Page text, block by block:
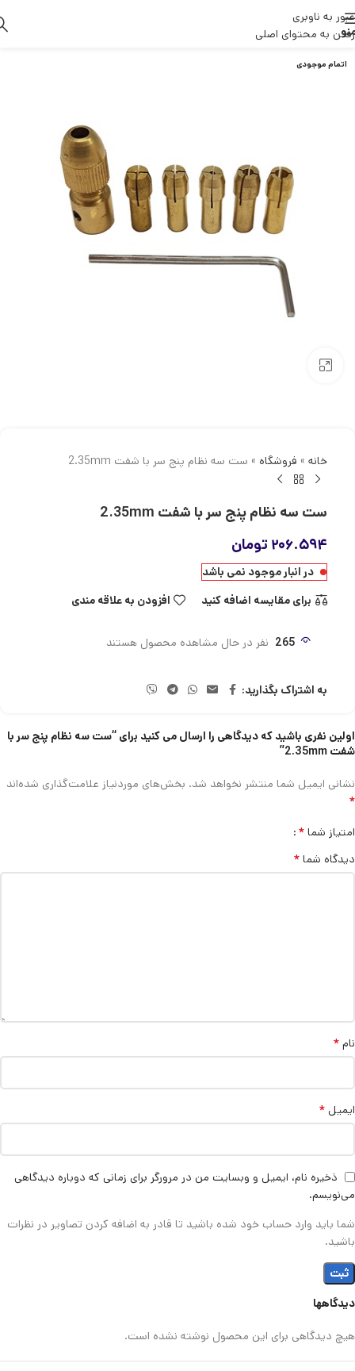
عبور به ناوبری
رفتن به محتوای اصلی
اتمام موجودی
خانه » فروشگاه » ست سه نظام پنج سر با شفت 2.35mm
ست سه نظام پنج سر با شفت 2.35mm
۲۰۶.۵۹۴ تومان
در انبار موجود نمی باشد
برای مقایسه اضافه کنید
افزودن به علاقه مندی
265 نفر در حال مشاهده محصول هستند
به اشتراک بگذارید:
دیدگاهها
هیچ دیدگاهی برای این محصول نوشته نشده است.
اولین نفری باشید که دیدگاهی را ارسال می کنید برای “ست سه نظام پنج سر با
شفت 2.35mm”
نشانی ایمیل شما منتشر نخواهد شد. بخش‌های موردنیاز علامت‌گذاری شده‌اند
*
امتیاز شما *
دیدگاه شما *
نام *
ایمیل *
ذخیره نام، ایمیل و وبسایت من در مرورگر برای زمانی که دوباره دیدگاهی
می‌نویسم.
شما باید وارد حساب خود شده باشید تا قادر به اضافه کردن تصاویر در نظرات
باشید.